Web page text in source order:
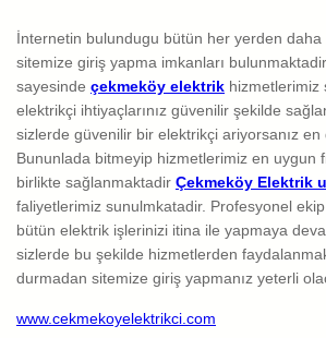
İnternetin bulundugu bütün her yerden daha
sitemize giriş yapma imkanları
sayesinde çekmeköy elektrik hizmetlerimiz
elektrikçi ihtiyaçlarınız güvenilir şekilde
sizlerde güvenilir bir elektrikçi ariyorsanız en
Bununlada bitmeyip hizmetlerimiz en uygun
birlikte sağlanmaktadir Çekmeköy Elektrik
faliyetlerimiz sunulmkatadir. Profesyonel
bütün elektrik işlerinizi itina ile yapmaya
sizlerde bu şekilde hizmetlerden
durmadan sitemize giriş yapmanız yeterli
www.cekmekoyelektrikci.com